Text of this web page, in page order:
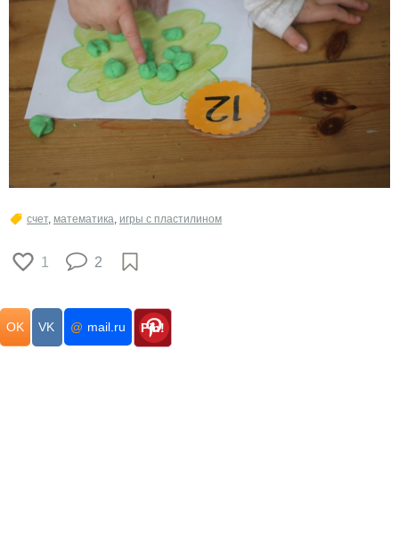
счет, математика игры с пластилином
1 2
OK VK @ mail.ru Pin!